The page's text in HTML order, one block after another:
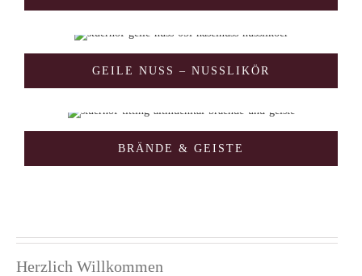
GEILE NUSS – NUSSLIKÖR
BRÄNDE & GEISTE
Herzlich Willkommen